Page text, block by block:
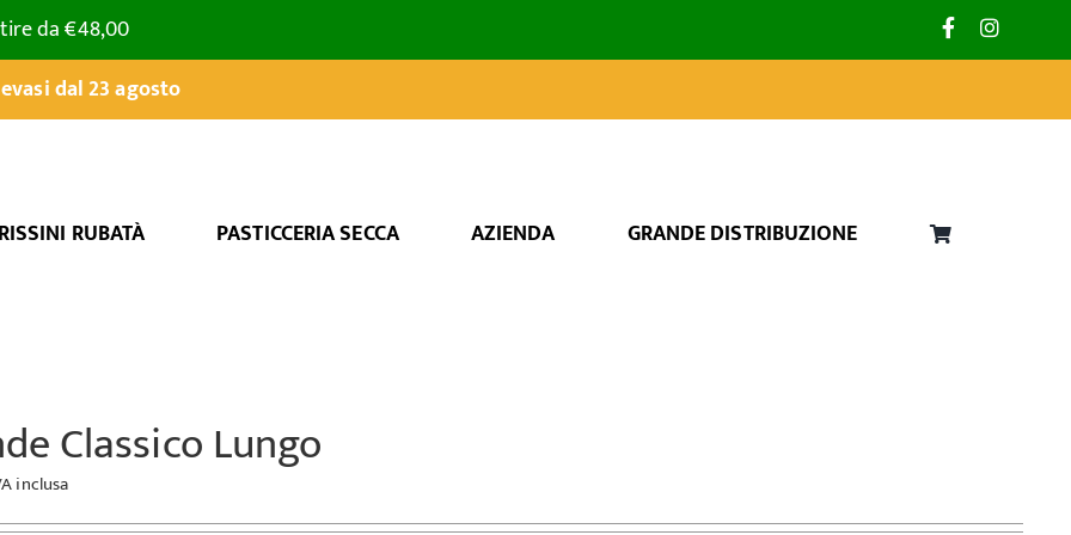
da €48,00
dal 23 agosto
RUBATÀ PASTICCERIA SECCA AZIENDA GRANDE DISTRIBUZIONE
Classico Lungo
inclusa